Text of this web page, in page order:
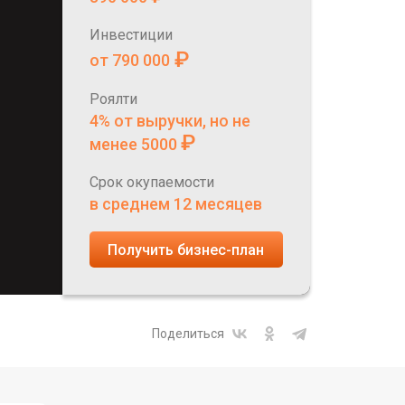
Инвестиции
от 790 000 ₽
Роялти
4% от выручки, но не
менее 5000 ₽
Срок окупаемости
в среднем 12 месяцев
Получить бизнес-план
Поделиться